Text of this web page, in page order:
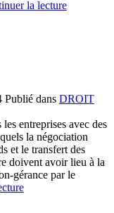
la lecture
Publié dans DROIT
entreprises avec des
la négociation
et le transfert des
doivent avoir lieu à la
gérance par le